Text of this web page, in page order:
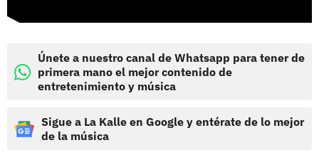
Únete a nuestro canal de Whatsapp para tener de
primera mano el mejor contenido de
entretenimiento y música
Sigue a La Kalle en Google y entérate de lo mejor
de la música